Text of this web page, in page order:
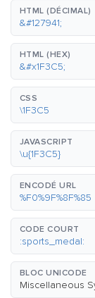
HTML (DÉCIMAL)
&#127941;
HTML (HEX)
&#x1F3C5;
CSS
\1F3C5
JAVASCRIPT
\u{1F3C5}
ENCODÉ URL
%F0%9F%8F%85
CODE COURT
:sports_medal:
BLOC UNICODE
Miscellaneous